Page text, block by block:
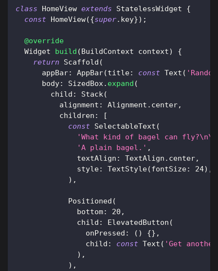
class HomeView extends StatelessWidget
{
const HomeView({super. key}) ;
@override
Widget
build (BuildContext context)
{
return
Scaffold (
      appBar
: AppBar(title: const Text (
      body
: SizedBox. expand (
        child
: Stack(
          alignment
: Alignment . center,
          children
:
[
const SelectableText (
'What kind of bagel can
'A plain bagel.' ,
              textAlign
: TextAlign . center,
              style
: TextStyle(fontSize: 24) ,
) ,
Positioned (
              bottom
: 20 ,
              child
: ElevatedButton (
                onPressed
: ( ) {} ,
                child
: const Text ( 'Get
) ,
) ,